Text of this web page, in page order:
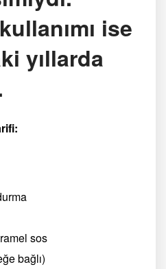
ise
yıllarda
sos
bağlı)